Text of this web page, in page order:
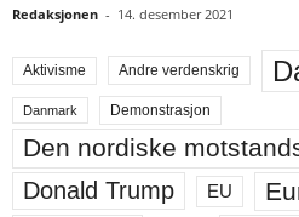
Redaksjonen - 14. desember 2021
Aktivisme Andre verdenskrig
Danmark Demonstrasjon
Den nordiske
Donald Trump EU